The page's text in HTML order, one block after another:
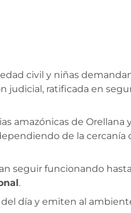
civil y niñas
judicial, ratificada en
amazónicas de Orellana
de la cercanía
seguir funcionando
.
del día y emiten al